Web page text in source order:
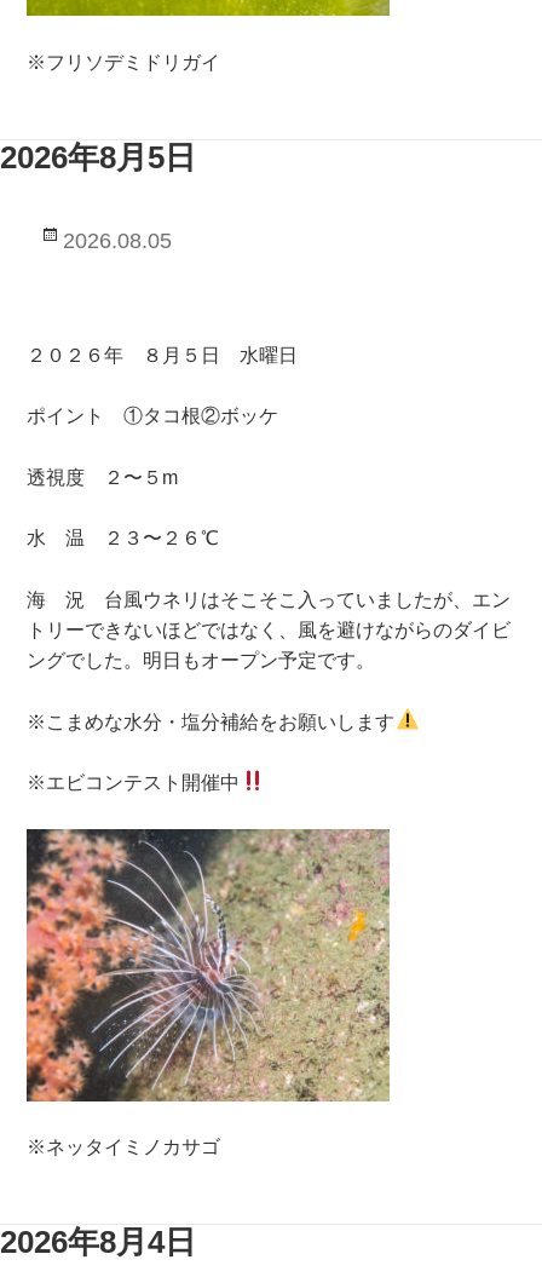
※フリソデミドリガイ
2026年8月5日
投
2026.08.05
２０２６年 ８月５日 水曜日
ポイント ①タコ根②ボッケ
透視度 ２〜５m
水 温 ２３〜２６℃
海 況 台風ウネリはそこそこ入っていましたが、エン
トリーできないほどではなく、風を避けながらのダイビ
ングでした。明日もオープン予定です。
※こまめな水分・塩分補給をお願いします
※エビコンテスト開催中
※ネッタイミノカサゴ
2026年8月4日